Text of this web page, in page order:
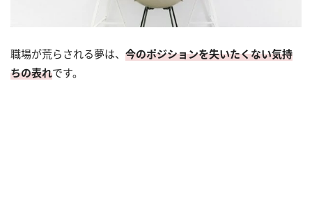
職場が荒らされる夢は、 今のポジションを失いたくない気持
ちの表れです。